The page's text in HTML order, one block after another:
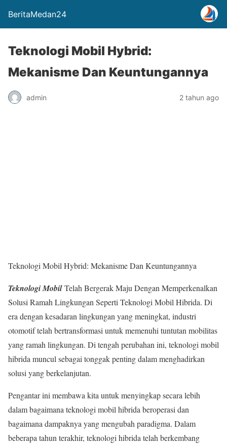
BeritaMedan24
Teknologi Mobil Hybrid:
Mekanisme Dan Keuntungannya
admin 2 tahun ago
Teknologi Mobil Hybrid: Mekanisme Dan Keuntungannya
Teknologi MobilTelah Bergerak Maju Dengan Memperkenalkan
Solusi Ramah Lingkungan Seperti Teknologi Mobil Hibrida. Di
era dengan kesadaran lingkungan yang meningkat, industri
otomotif telah bertransformasi untuk memenuhi tuntutan mobilitas
yang ramah lingkungan. Di tengah perubahan ini, teknologi mobil
hibrida muncul sebagai tonggak penting dalam menghadirkan
solusi yang berkelanjutan.
Pengantar ini membawa kita untuk menyingkap secara lebih
dalam bagaimana teknologi mobil hibrida beroperasi dan
bagaimana dampaknya yang mengubah paradigma. Dalam
beberapa tahun terakhir, teknologi hibrida telah berkembang